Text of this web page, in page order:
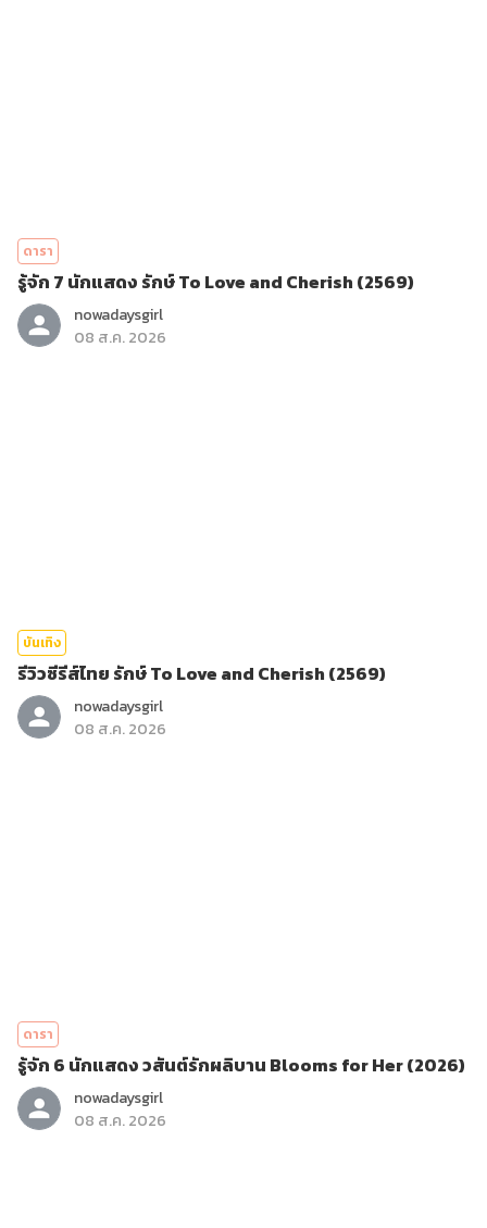
ดารา
รู้จัก 7 นักแสดง รักษ์ To Love and Cherish (2569)
nowadaysgirl
08 ส.ค. 2026
บันเทิง
รีวิวซีรีส์ไทย รักษ์ To Love and Cherish (2569)
nowadaysgirl
08 ส.ค. 2026
ดารา
รู้จัก 6 นักแสดง วสันต์รักผลิบาน Blooms for Her (2026)
nowadaysgirl
08 ส.ค. 2026